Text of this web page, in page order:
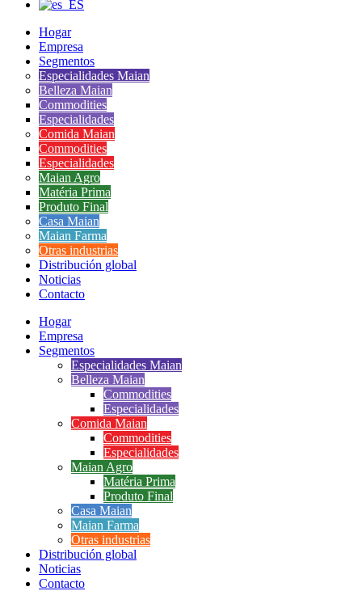
Hogar
Empresa
Segmentos
Especialidades Maian
Belleza Maian
Commodities
Especialidades
Comida Maian
Commodities
Especialidades
Maian Agro
Matéria Prima
Produto Final
Casa Maian
Maian Farma
Otras industrias
Distribución global
Noticias
Contacto
Hogar
Empresa
Segmentos
Especialidades Maian
Belleza Maian
Commodities
Especialidades
Comida Maian
Commodities
Especialidades
Maian Agro
Matéria Prima
Produto Final
Casa Maian
Maian Farma
Otras industrias
Distribución global
Noticias
Contacto